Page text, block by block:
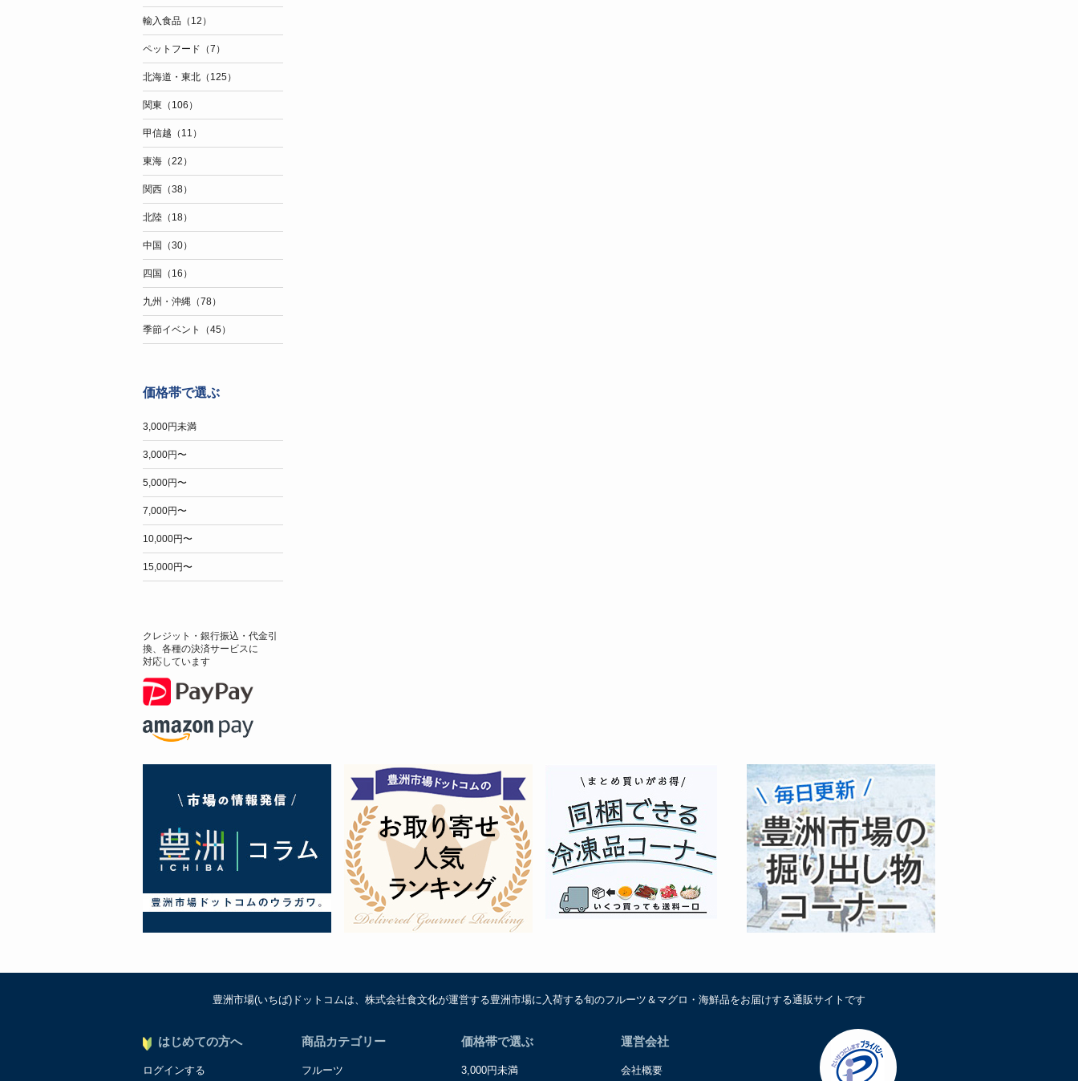
輸入食品（12）
ペットフード（7）
北海道・東北（125）
関東（106）
甲信越（11）
東海（22）
関西（38）
北陸（18）
中国（30）
四国（16）
九州・沖縄（78）
季節イベント（45）
価格帯で選ぶ
3,000円未満
3,000円〜
5,000円〜
7,000円〜
10,000円〜
15,000円〜
クレジット・銀行振込・代金引
換、各種の決済サービスに
対応しています
豊洲市場(いちば)ドットコムは、株式会社食文化が運営する豊洲市場に入荷する旬のフルーツ＆マグロ・海鮮品をお届けする通販サイトです
はじめての方へ
ログインする
商品カテゴリー
フルーツ
価格帯で選ぶ
3,000円未満
運営会社
会社概要